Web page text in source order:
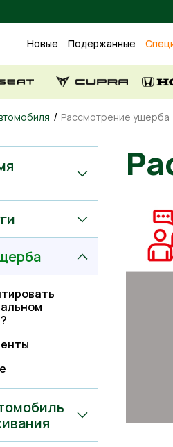
Новые Подержанные
/ Рассмотрение ущерба